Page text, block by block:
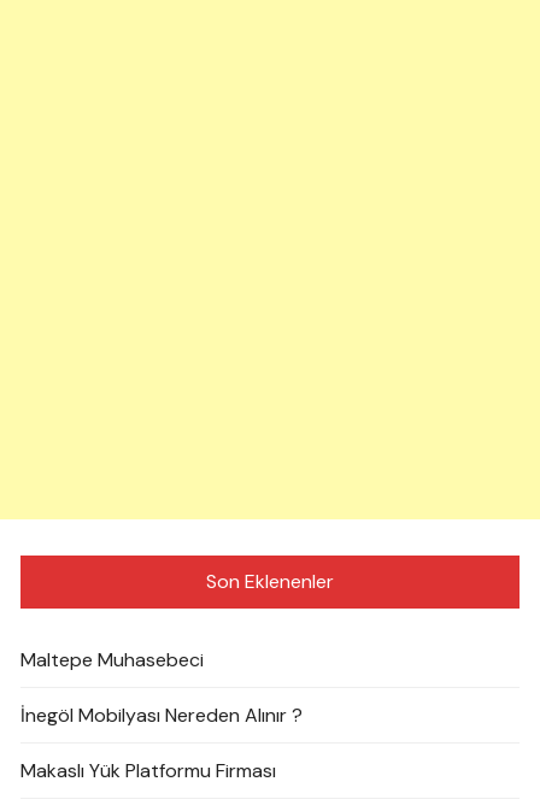
Son Eklenenler
Maltepe Muhasebeci
İnegöl Mobilyası Nereden Alınır ?
Makaslı Yük Platformu Firması